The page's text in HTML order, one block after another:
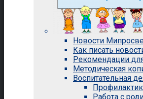
Новости
Как писать
Рекомендации
Методическая
Воспитательная
Работа с